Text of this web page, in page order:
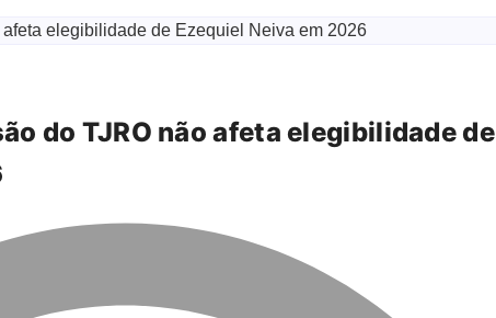
do TJRO não afeta elegibilidade de